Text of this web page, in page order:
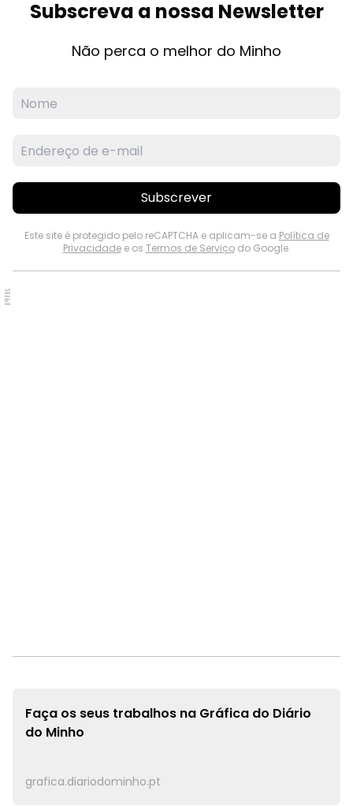
Subscreva a nossa Newsletter
Não perca o melhor do Minho
Subscrever
Este site é protegido pelo reCAPTCHA e aplicam-se a Política de
Privacidadee os Termos de Serviçodo Google.
PUB.
Faça os seus trabalhos na Gráfica do Diário
do Minho
grafica.diariodominho.pt